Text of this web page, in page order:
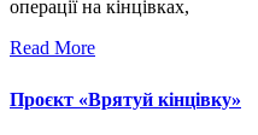
операції на кінцівках,
Read More
Проєкт «Врятуй кінцівку»